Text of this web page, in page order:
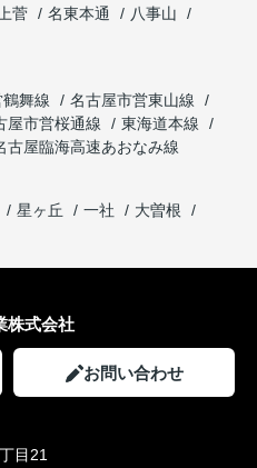
上菅 名東本通
八事山
舞線
名古屋市営東山線
屋市営桜通線
東海道本線
古屋臨海高速あおなみ線
星ヶ丘 一社
大曽根
株式会社
お問い合わせ
目21